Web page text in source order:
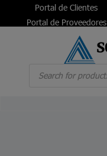
Portal de Clientes
Portal de Proveedores
Products
search